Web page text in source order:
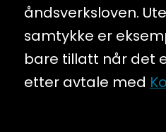
åndsverksloven.
samtykke er
bare tillatt når det
etter avtale med